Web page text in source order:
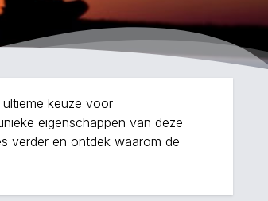
keuze voor
eigenschappen van deze
verder en ontdek waarom de